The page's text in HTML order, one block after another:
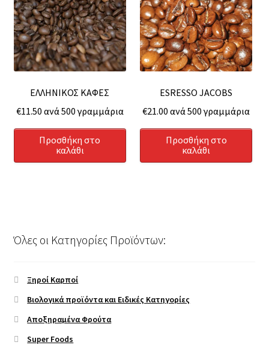
ΕΛΛΗΝΙΚΟΣ ΚΑΦΕΣ
€11.50 ανά 500 γραμμάρια
Προσθήκη στο
καλάθι
ESRESSO JACOBS
€21.00 ανά 500 γραμμάρια
Προσθήκη στο
καλάθι
Όλες οι Κατηγορίες Προϊόντων:
Ξηροί Καρποί
Βιολογικά προϊόντα και Ειδικές Κατηγορίες
Αποξηραμένα Φρούτα
Super Foods